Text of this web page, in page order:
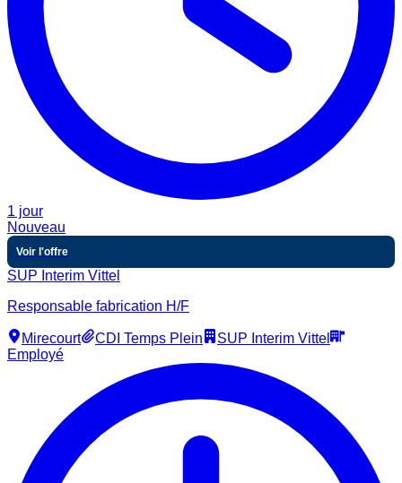
1 jour
Nouveau
Voir l'offre
SUP Interim Vittel
Responsable fabrication H/F
Mirecourt CDI Temps Plein
SUP Interim Vittel
Employé